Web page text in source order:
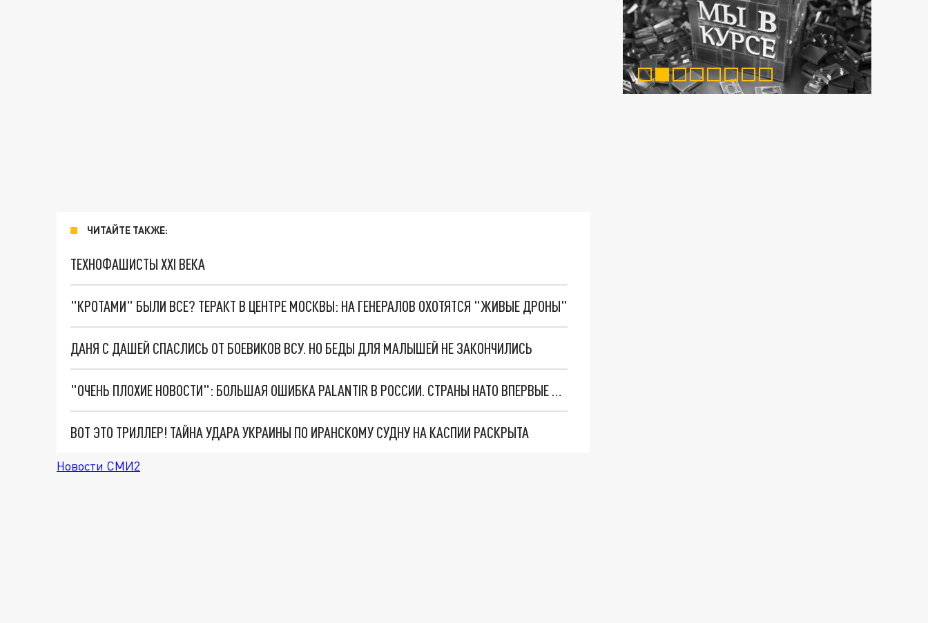
ЧИТАЙТЕ ТАКЖЕ:
ТЕХНОФАШИСТЫ XXI ВЕКА
"КРОТАМИ" БЫЛИ ВСЕ? ТЕРАКТ В ЦЕНТРЕ МОСКВЫ: НА ГЕНЕРАЛОВ ОХОТЯТСЯ "ЖИВЫЕ ДРОНЫ"
ДАНЯ С ДАШЕЙ СПАСЛИСЬ ОТ БОЕВИКОВ ВСУ. НО БЕДЫ ДЛЯ МАЛЫШЕЙ НЕ ЗАКОНЧИЛИСЬ
"ОЧЕНЬ ПЛОХИЕ НОВОСТИ": БОЛЬШАЯ ОШИБКА PALANTIR В РОССИИ. СТРАНЫ НАТО ВПЕРВЫЕ ЗА СВО ОСТАНОВИЛИ ПОСТАВКИ ОРУЖИЯ. ВСУ ТЕРЯЮТ ПРИГРАНИЧЬЕ?
ВОТ ЭТО ТРИЛЛЕР! ТАЙНА УДАРА УКРАИНЫ ПО ИРАНСКОМУ СУДНУ НА КАСПИИ РАСКРЫТА
Новости СМИ2